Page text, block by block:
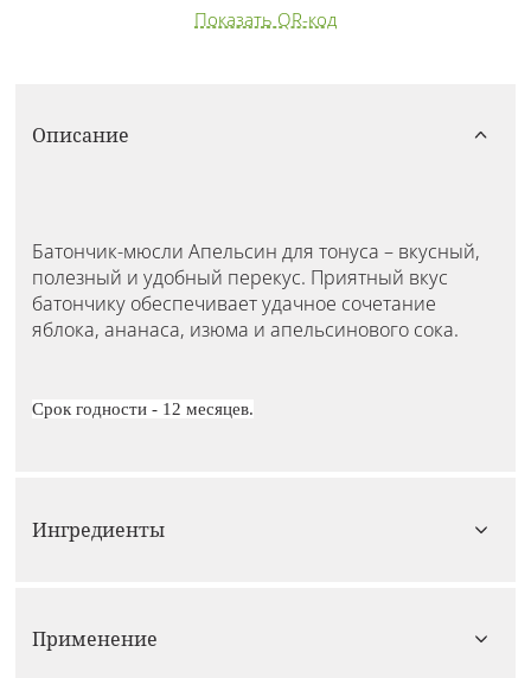
Показать QR-код
Описание
Батончик-мюсли Апельсин для тонуса – вкусный,
полезный и удобный перекус. Приятный вкус
батончику обеспечивает удачное сочетание
яблока, ананаса, изюма и апельсинового сока.
Срок годности - 12 месяцев.
Ингредиенты
Применение